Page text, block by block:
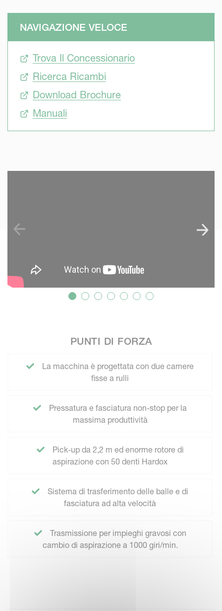
NAVIGAZIONE VELOCE
Trova Il Concessionario
Ricerca Ricambi
Download Brochure
Manuali
PUNTI DI FORZA
La macchina è progettata con due camere
fisse a rulli
Pressatura e fasciatura non-stop per la
massima produttività
Pick-up da 2,2 m ed enorme rotore di
aspirazione con 50 denti Hardox
Sistema di trasferimento delle balle e di
fasciatura ad alta velocità
Trasmissione per impieghi gravosi con
cambio di aspirazione a 1000 giri/min.